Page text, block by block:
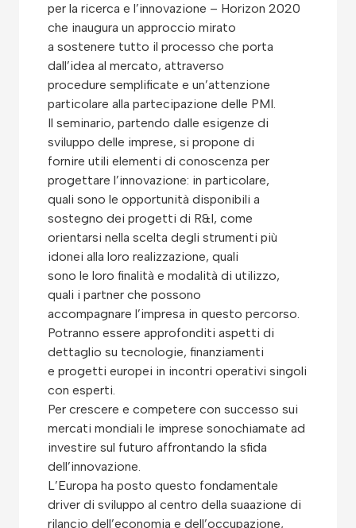
per la ricerca e l’innovazione – Horizon 2020
che inaugura un approccio mirato
a sostenere tutto il processo che porta
dall’idea al mercato, attraverso
procedure semplificate e un’attenzione
particolare alla partecipazione delle PMI.
Il seminario, partendo dalle esigenze di
sviluppo delle imprese, si propone di
fornire utili elementi di conoscenza per
progettare l’innovazione: in particolare,
quali sono le opportunità disponibili a
sostegno dei progetti di R&I, come
orientarsi nella scelta degli strumenti più
idonei alla loro realizzazione, quali
sono le loro finalità e modalità di utilizzo,
quali i partner che possono
accompagnare l’impresa in questo percorso.
Potranno essere approfonditi aspetti di
dettaglio su tecnologie, finanziamenti
e progetti europei in incontri operativi singoli
con esperti.
Per crescere e competere con successo sui
mercati mondiali le imprese sonochiamate ad
investire sul futuro affrontando la sfida
dell’innovazione.
L’Europa ha posto questo fondamentale
driver di sviluppo al centro della suaazione di
rilancio dell’economia e dell’occupazione,